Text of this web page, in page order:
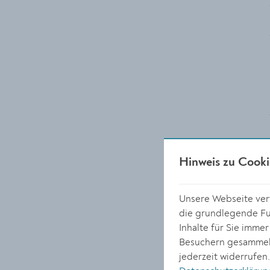
Hinweis zu
Unsere Webseite
die grundlegende
Inhalte für Sie
Besuchern
jederzeit